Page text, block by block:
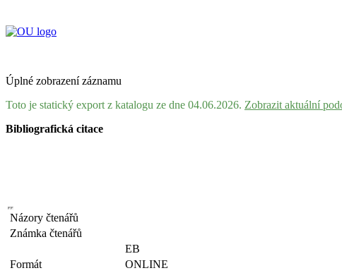
Úplné zobrazení záznamu
Toto je statický export z katalogu ze dne 04.06.2026. Zobrazit aktuální
Bibliografická citace
Názory čtenářů
Známka čtenářů
EB
Formát
ONLINE